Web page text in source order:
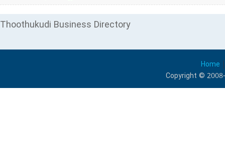
Thoothukudi Business Directory
Home
Copyright ©